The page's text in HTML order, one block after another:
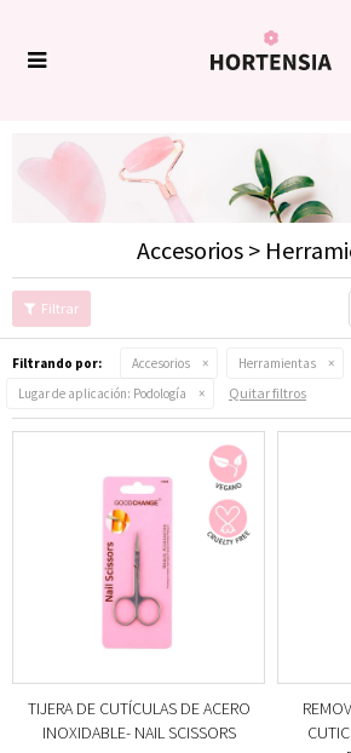

Accesorios >
Filtrando por: Accesorios
Herramientas
Lugar de aplicación: Podología Quitar filtros
TIJERA DE CUTÍCULAS DE ACERO
INOXIDABLE- NAIL SCISSORS